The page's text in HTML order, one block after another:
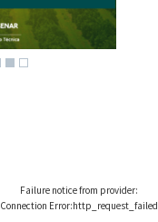
Failure notice from provider:
Connection Error:http_request_failed